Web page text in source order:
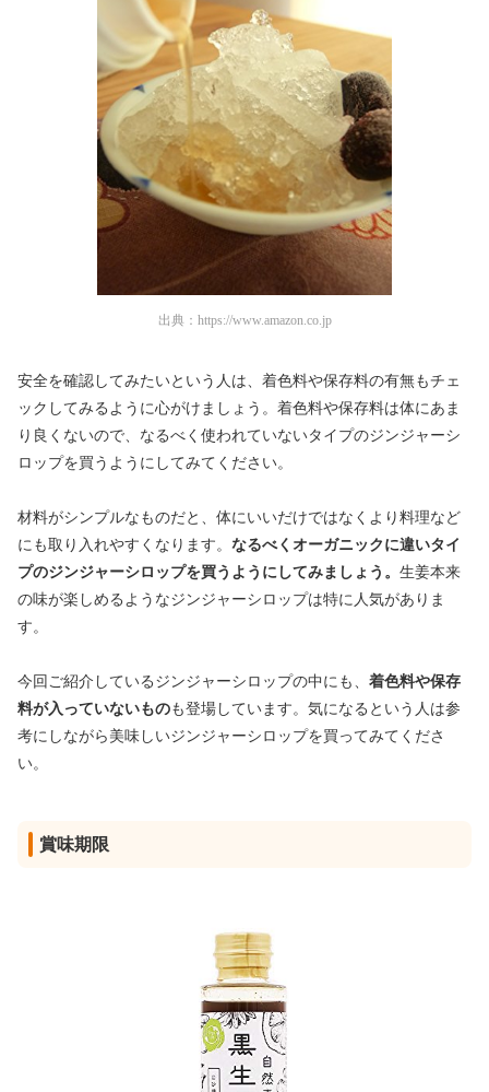
出典： https://www.amazon.co.jp
安全を確認してみたいという人は、着色料や保存料の有無もチェ
ックしてみるように心がけましょう。着色料や保存料は体にあま
り良くないので、なるべく使われていないタイプのジンジャーシ
ロップを買うようにしてみてください。
材料がシンプルなものだと、体にいいだけではなくより料理など
にも取り入れやすくなります。 なるべくオーガニックに違いタイ
プのジンジャーシロップを買うようにしてみましょう。 生姜本来
の味が楽しめるようなジンジャーシロップは特に人気がありま
す。
今回ご紹介しているジンジャーシロップの中にも、 着色料や保存
料が入っていないものも登場しています。気になるという人は参
考にしながら美味しいジンジャーシロップを買ってみてくださ
い。
賞味期限